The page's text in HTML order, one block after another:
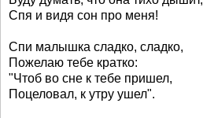
Спя и видя сон про меня!
Спи малышка сладко, сладко,
Пожелаю тебе кратко:
"Чтоб во сне к тебе пришел,
Поцеловал, к утру ушел".